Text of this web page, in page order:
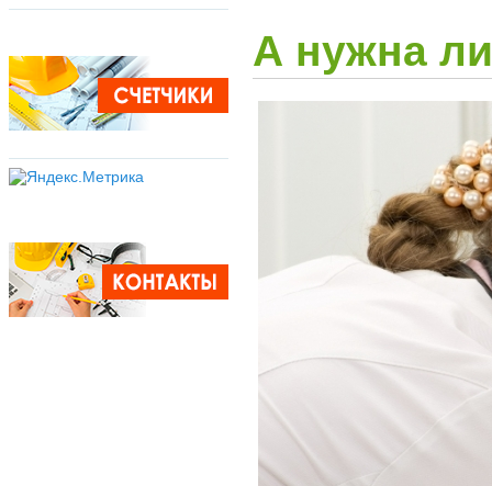
А нужна